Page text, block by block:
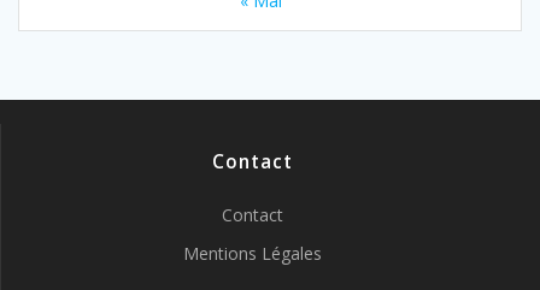
Contact
Contact
Mentions Légales